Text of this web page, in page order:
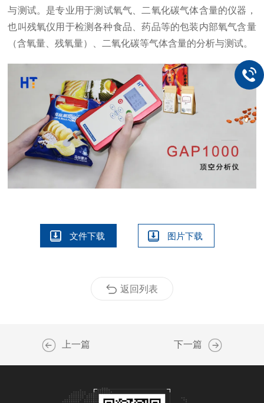
与测试。 是专业用于测试氧气、二氧化碳气体含量的仪器，
也叫残氧仪用于检测各种食品、药品等的包装内部氧气含量
（含氧量、残氧量）、二氧化碳等气体含量的分析与测试。
文件下载 图片下载
返回列表
上一篇 下一篇